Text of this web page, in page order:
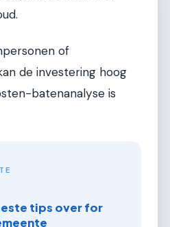
of
de investering hoog
batenanalyse is
tips over for